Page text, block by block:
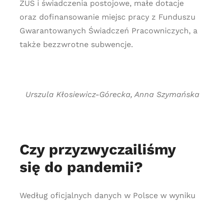
ZUS i świadczenia postojowe, małe dotacje
oraz dofinansowanie miejsc pracy z Funduszu
Gwarantowanych Świadczeń Pracowniczych, a
także bezzwrotne subwencje.
Urszula Kłosiewicz-Górecka, Anna Szymańska
Czy przyzwyczailiśmy
się do pandemii?
Według oficjalnych danych w Polsce w wyniku